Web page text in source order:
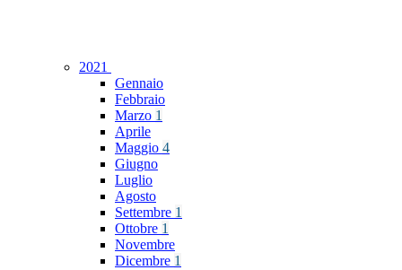
2021
Gennaio
Febbraio
Marzo 1
Aprile
Maggio 4
Giugno
Luglio
Agosto
Settembre 1
Ottobre 1
Novembre
Dicembre 1